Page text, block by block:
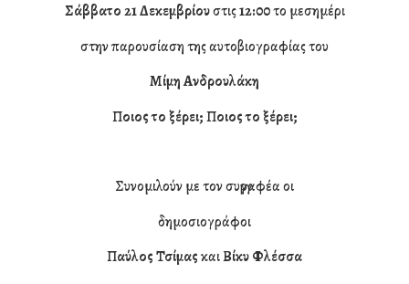
Σάββατο 21 Δεκεμβρίουστις12:00το μεσημέρι
στην παρουσίαση της αυτοβιογραφίας του
Μίμη Ανδρουλάκη
Ποιος το ξέρει; Ποιος το ξέρει;
Συνομιλούν με τον συγγραφέα οι
δημοσιογράφοι
Παύλος ΤσίμαςκαιΒίκυ Φλέσσα